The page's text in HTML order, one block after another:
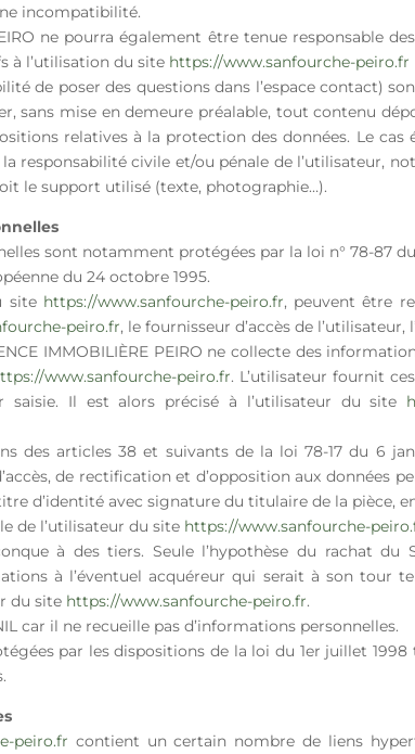
incompatibilité.
ne pourra également être tenue responsable
à l’utilisation du site https://www.sanfourche-peiro.fr
de poser des questions dans l’espace contact)
sans mise en demeure préalable, tout contenu
relatives à la protection des données. Le cas
responsabilité civile et/ou pénale de l’utilisateur,
le support utilisé (texte, photographie…).
sont notamment protégées par la loi n° 78-87
du 24 octobre 1995.
site https://www.sanfourche-peiro.fr, peuvent être
peiro.fr, le fournisseur d’accès de
IMMOBILIÈRE PEIRO ne collecte des
www.sanfourche-peiro.fr. L’utilisateur fournit
saisie. Il est alors précisé à l’utilisateur du site
des articles 38 et suivants de la loi 78-17 du 6
de rectification et d’opposition aux données
d’identité avec signature du titulaire de la pièce,
de l’utilisateur du site https://www.sanfourche-
à des tiers. Seule l’hypothèse du rachat du
à l’éventuel acquéreur qui serait à son
du site https://www.sanfourche-peiro.fr.
car il ne recueille pas d’informations personnelles.
par les dispositions de la loi du 1er juillet
peiro.fr contient un certain nombre de liens